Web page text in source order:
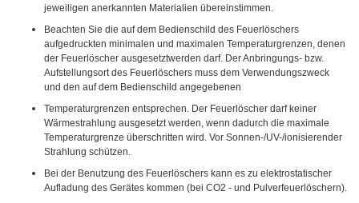
jeweiligen anerkannten Materialien übereinstimmen.
Beachten Sie die auf dem Bedienschild des Feuerlöschers
aufgedruckten minimalen und maximalen Temperaturgrenzen, denen
der Feuerlöscher ausgesetztwerden darf. Der Anbringungs- bzw.
Aufstellungsort des Feuerlöschers muss dem Verwendungszweck
und den auf dem Bedienschild angegebenen
Temperaturgrenzen entsprechen. Der Feuerlöscher darf keiner
Wärmestrahlung ausgesetzt werden, wenn dadurch die maximale
Temperaturgrenze überschritten wird. Vor Sonnen-/UV-/ionisierender
Strahlung schützen.
Bei der Benutzung des Feuerlöschers kann es zu elektrostatischer
Aufladung des Gerätes kommen (bei CO2 - und Pulverfeuerlöschern).